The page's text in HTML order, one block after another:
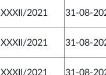
XXXII/2021 31-08-
XXXII/2021 31-08-
XXXII/2021 31-08-